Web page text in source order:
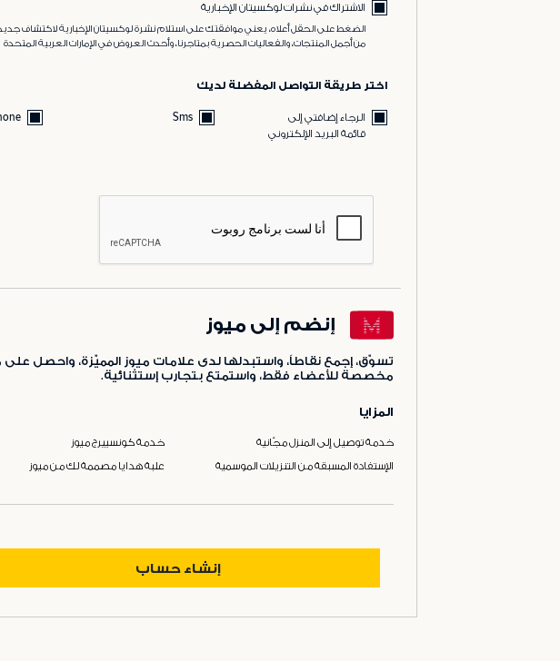
الاشتراك في نشرات لوكسيتان الإخبارية
الضغط على الحقل أعلاه، يعني موافقتك على استلام نشرة لوكسيتان الإخبارية لاكتشاف
من أجمل المنتجات، والفعاليات الحصرية بمتاجرنا، وأحدث العروض في الإمارات العربية المتحدة
اختر طريقة التواصل المفضلة لديك
الرجاء إضافتي إلى
قائمة البريد الإلكتروني
Sms
إنضم إلى ميوز
تسوّق، إجمع نقاطاً، واستبدلها لدى علامات ميوز المميّزة، واحصل على
مخصصة للأعضاء فقط، واستمتع بتجارب إستثنائية.
المزايا
خدمة توصيل إلى المنزل مجّانية خدمة كونسييرج ميوز
الإستفادة المسبقة من التنزيلات الموسمية علبة هدايا مصممة لك من ميوز
إنشاء حساب